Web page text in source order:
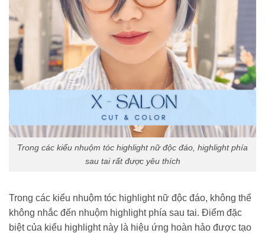
Trong các kiểu nhuộm tóc highlight nữ độc đáo, highlight phía
sau tai rất được yêu thích
Trong các kiểu nhuộm tóc highlight nữ độc đáo, không thể
không nhắc đến nhuộm highlight phía sau tai. Điểm đặc
biệt của kiểu highlight này là hiệu ứng hoàn hảo được tạo